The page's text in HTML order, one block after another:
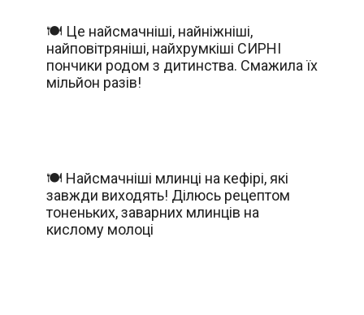
🍽️ Це найсмачніші, найніжніші,
найповітряніші, найхрумкіші СИРНІ
пончики родом з дитинства. Смажила їх
мільйон разів!
🍽️ Найсмачніші млинці на кефірі, які
завжди виходять! Ділюсь рецептом
тоненьких, заварних млинців на
кислому молоці